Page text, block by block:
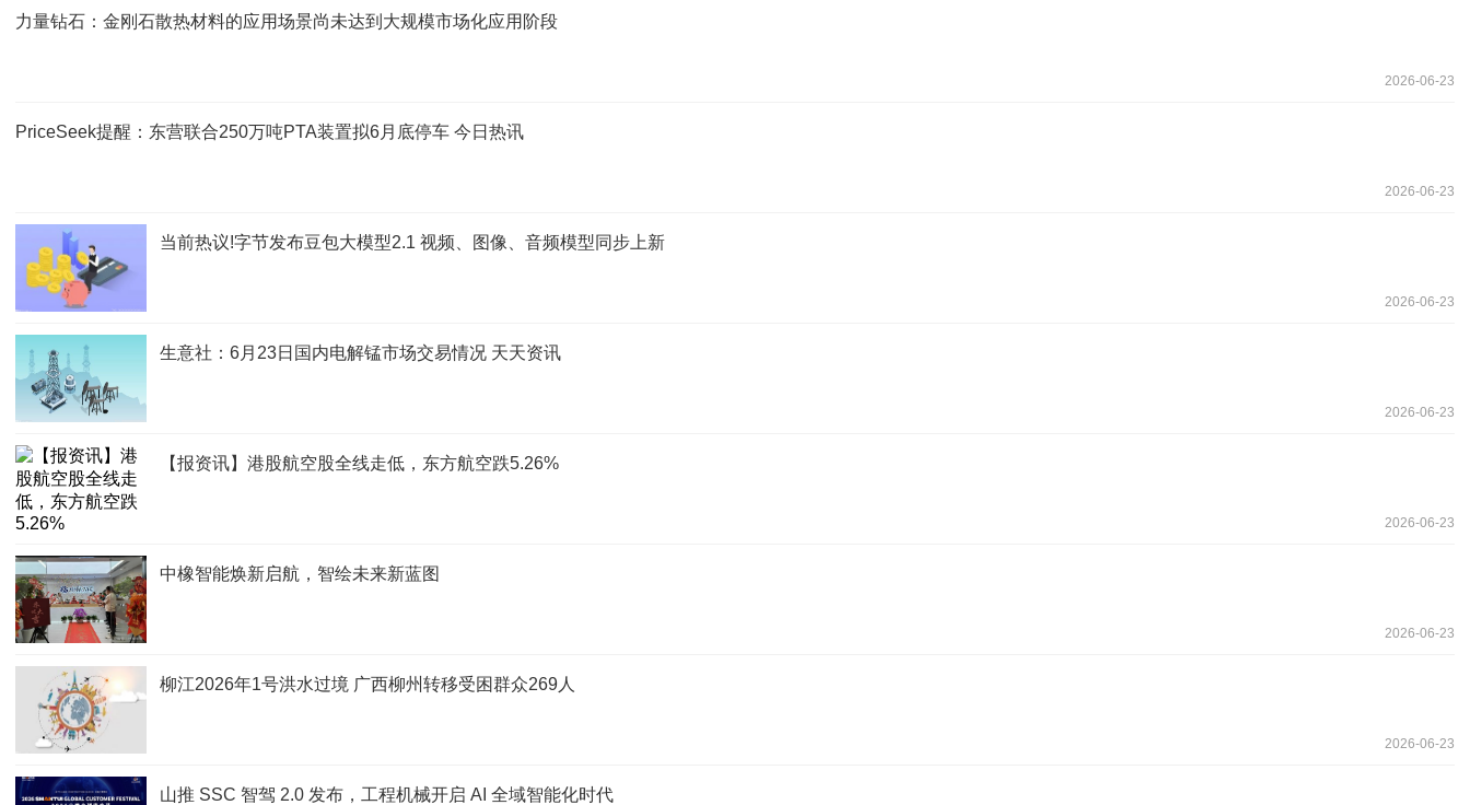
力量钻石：金刚石散热材料的应用场景尚未达到大规模市场化应用阶段
2026-06-23
PriceSeek提醒：东营联合250万吨PTA装置拟6月底停车 今日热讯
2026-06-23
当前热议!字节发布豆包大模型2.1 视频、图像、音频模型同步上新
2026-06-23
生意社：6月23日国内电解锰市场交易情况 天天资讯
2026-06-23
【报资讯】港股航空股全线走低，东方航空跌5.26%
2026-06-23
中橡智能焕新启航，智绘未来新蓝图
2026-06-23
柳江2026年1号洪水过境 广西柳州转移受困群众269人
2026-06-23
山推 SSC 智驾 2.0 发布，工程机械开启 AI 全域智能化时代